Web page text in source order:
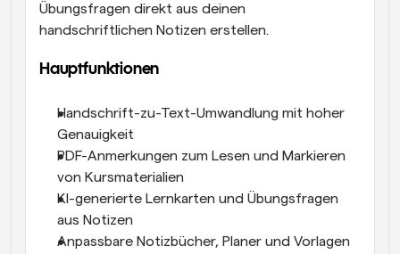
Übungsfragen direkt aus deinen
handschriftlichen Notizen erstellen.
Hauptfunktionen
Handschrift-zu-Text-Umwandlung mit hoher
Genauigkeit
PDF-Anmerkungen zum Lesen und Markieren
von Kursmaterialien
KI-generierte Lernkarten und Übungsfragen
aus Notizen
Anpassbare Notizbücher, Planer und Vorlagen